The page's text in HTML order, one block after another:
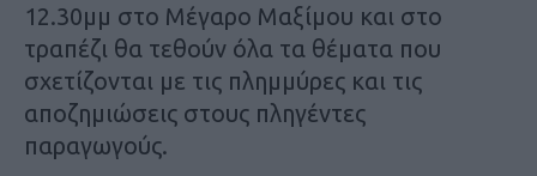
12.30μμ στο Μέγαρο Μαξίμου και στο
τραπέζι θα τεθούν όλα τα θέματα που
σχετίζονται με τις πλημμύρες και τις
αποζημιώσεις στους πληγέντες
παραγωγούς.